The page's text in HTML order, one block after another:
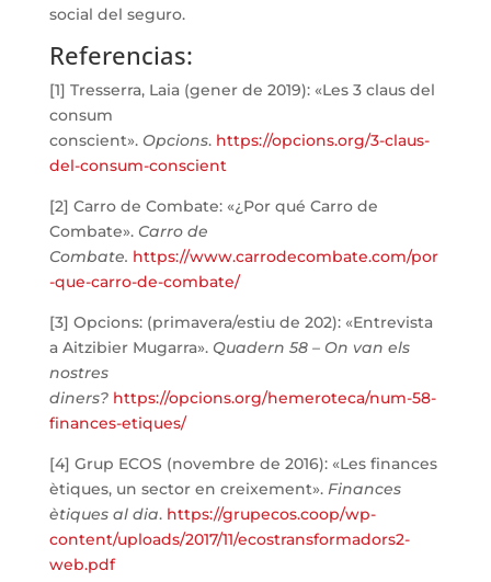
social del seguro.
Referencias:
[1] Tresserra, Laia (gener de 2019): «Les 3 claus del
consum
conscient». Opcions. https://opcions.org/3-claus-
del-consum-conscient
[2] Carro de Combate: «¿Por qué Carro de
Combate». Carro de
Combate. https://www.carrodecombate.com/por
-que-carro-de-combate/
[3] Opcions: (primavera/estiu de 202): «Entrevista
a Aitzibier Mugarra». Quadern 58 – On van els
nostres
diners? https://opcions.org/hemeroteca/num-58-
finances-etiques/
[4] Grup ECOS (novembre de 2016): «Les finances
ètiques, un sector en creixement». Finances
ètiques al dia. https://grupecos.coop/wp-
content/uploads/2017/11/ecostransformadors2-
web.pdf